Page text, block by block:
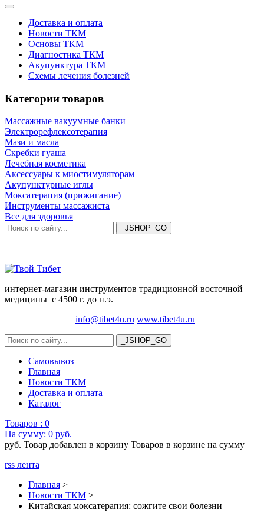
Доставка и оплата
Новости ТКМ
Основы ТКМ
Диагностика ТКМ
Акупунктура ТКМ
Схемы лечения болезней
Категории товаров
Массажные вакуумные банки
Электрорефлексотерапия
Мази и масла
Скребки гуаша
Лечебная косметика
Аксессуары к миостимуляторам
Акупунктурные иглы
Моксатерапия (прижигание)
Инструменты массажиста
Все для здоровья
интернет-магазин инструментов традиционной восточной
медицины с 4500 г. до н.э.
info@tibet4u.ru www.tibet4u.ru
Самовывоз
Главная
Новости ТКМ
Доставка и оплата
Каталог
Товаров : 0
На сумму: 0 руб.
руб. Товар добавлен в корзину Товаров в корзине на сумму
rss лента
Главная >
Новости ТКМ >
Китайская моксатерапия: сожгите свои болезни